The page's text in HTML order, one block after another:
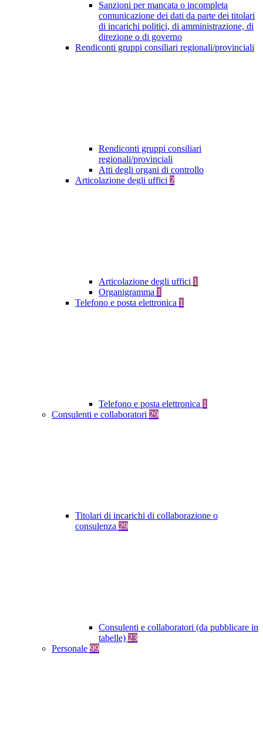
Sanzioni per mancata o incompleta
comunicazione dei dati da parte dei titolari
di incarichi politici, di amministrazione, di
direzione o di governo
Rendiconti gruppi consiliari regionali/provinciali
Rendiconti gruppi consiliari
regionali/provinciali
Atti degli organi di controllo
Articolazione degli uffici 2
Articolazione degli uffici 1
Organigramma 1
Telefono e posta elettronica 1
Telefono e posta elettronica 1
Consulenti e collaboratori 29
Titolari di incarichi di collaborazione o
consulenza 29
Consulenti e collaboratori (da pubblicare in
tabelle) 23
Personale 99